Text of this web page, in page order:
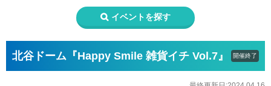
イベントを探す
北谷ドーム『Happy Smile 雑貨イチ Vol.7』 開催終了